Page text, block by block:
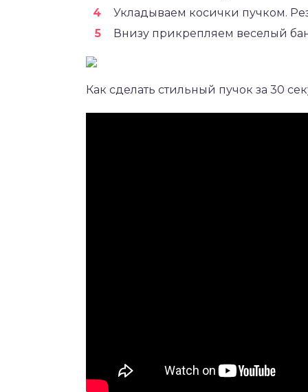
Укладываем косички пучком.
Внизу прикрепляем веселый
Как сделать стильный пучок за 30